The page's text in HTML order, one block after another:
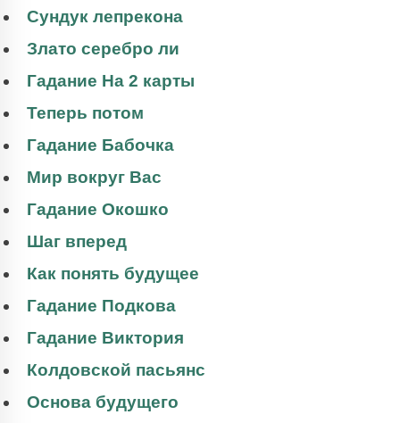
Сундук лепрекона
Злато серебро ли
Гадание На 2 карты
Теперь потом
Гадание Бабочка
Мир вокруг Вас
Гадание Окошко
Шаг вперед
Как понять будущее
Гадание Подкова
Гадание Виктория
Колдовской пасьянс
Основа будущего